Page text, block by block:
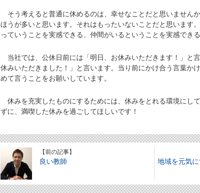
そう考えると普通に休めるのは、幸せなことだと思いません
ほうが多いと思います。それはもったいないことだと思います
っていうことを実感できる、仲間がいるということを実感でき
当社では、公休日前には「明日、お休みいただきます！」と
休みいただきました！」と言います。当り前にかけ合う言葉
めて言うことをお願いしています。
休みを充実したものにするためには、休みをとれる環境にし
ずに、満喫した休みを過ごしてほしいです！
【前の記事】
良い教師 地域を元気